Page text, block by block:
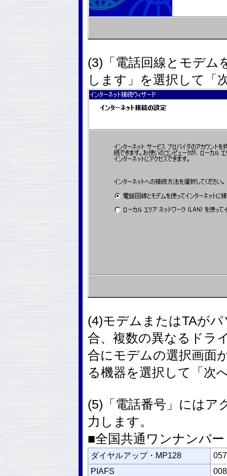
(3)「電話回線とモデム
します」を選択して「
(4)モデムまたはTAが
合、複数の異なるドラ
合にモデムの選択画面
る機器を選択して「次
(5)「電話番号」にはア
力します。
■全国共通ワンナンバー
ダイヤルアップ・MP128
PIAFS